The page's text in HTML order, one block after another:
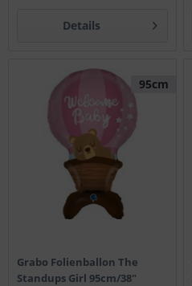
Details
95cm
Grabo Folienballon The
Standups Girl 95cm/38"